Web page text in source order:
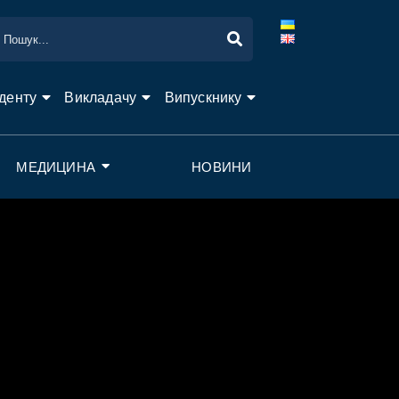
Викладачу Випускнику
МЕДИЦИНА НОВИНИ